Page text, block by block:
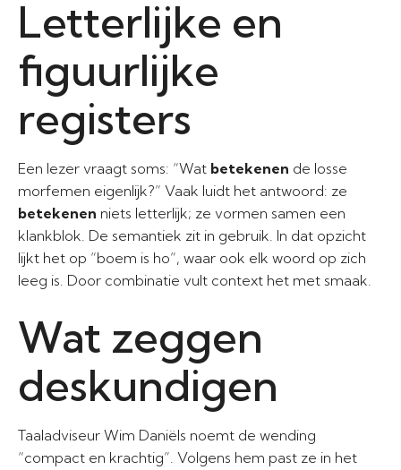
Letterlijke en
figuurlijke
registers
Een lezer vraagt soms: “Wat betekenen de losse
morfemen eigenlijk?” Vaak luidt het antwoord: ze
betekenen niets letterlijk; ze vormen samen een
klankblok. De semantiek zit in gebruik. In dat opzicht
lijkt het op “boem is ho”, waar ook elk woord op zich
leeg is. Door combinatie vult context het met smaak.
Wat zeggen
deskundigen
Taaladviseur Wim Daniëls noemt de wending
“compact en krachtig”. Volgens hem past ze in het